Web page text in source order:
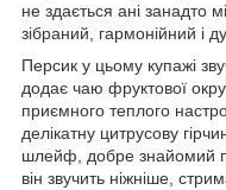
не здається ані занадто
зібраний, гармонійний і
Персик у цьому купажі
додає чаю фруктової
приємного теплого
делікатну цитрусову
шлейф, добре знайомий
він звучить ніжніше,